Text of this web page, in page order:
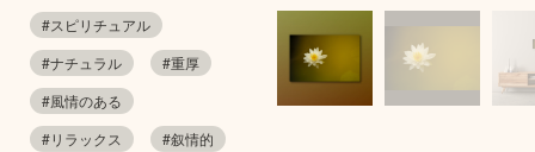
#スピリチュアル
#ナチュラル
#重厚
#風情のある
#リラックス
#叙情的